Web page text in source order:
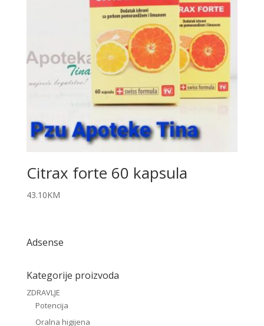
Citrax forte 60 kapsula
43.10KM
Adsense
Kategorije proizvoda
ZDRAVLJE
Potencija
Oralna higijena